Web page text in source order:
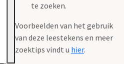
te zoeken.
Voorbeelden van het gebruik
van deze leestekens en meer
zoektips vindt u hier.